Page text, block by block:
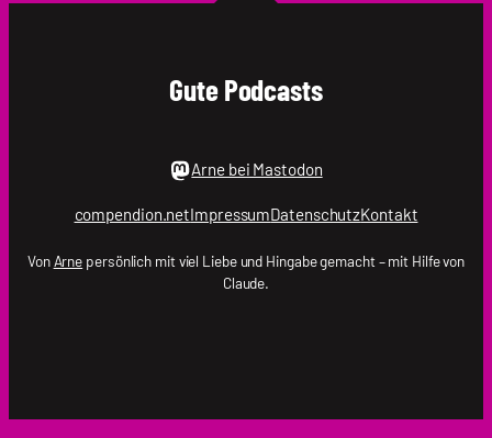
Gute Podcasts
Arne bei Mastodon
compendion.netImpressumDatenschutzKontakt
VonArne persönlich mit viel Liebe und Hingabe gemacht – mit Hilfe von
Claude.